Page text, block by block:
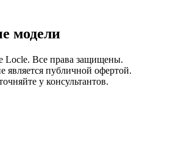
модели
Locle. Все права защищены.
является публичной офертой.
у консультантов.